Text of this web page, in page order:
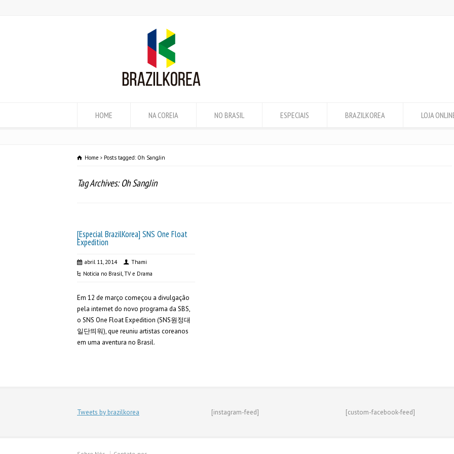
HOME NA COREIA NO BRASIL ESPECIAIS BRAZILKOREA LOJA
Home Posts tagged: Oh SangJin
Tag Archives: Oh SangJin
[Especial BrazilKorea] SNS One Float
Expedition
abril 11, 2014
Thami
Noticia no Brasil,TV e Drama
Em 12 de março começou a divulgação
pela internet do novo programa da SBS,
o SNS One Float Expedition (SNS원정대
일단띄워), que reuniu artistas coreanos
em uma aventura no Brasil.
Tweets by brazilkorea [instagram-feed] [custom-facebook-feed]